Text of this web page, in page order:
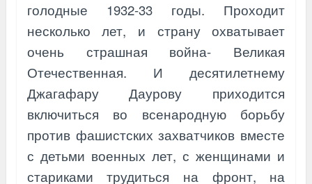
голодные 1932-33 годы. Проходит
несколько лет, и страну охватывает
очень страшная война- Великая
Отечественная. И десятилетнему
Джагафару Даурову приходится
включиться во всенародную борьбу
против фашистских захватчиков вместе
с детьми военных лет, с женщинами и
стариками трудиться на фронт, на